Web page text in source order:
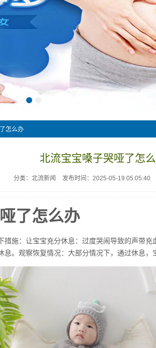
怎么办
北流宝宝嗓子哭哑了怎
分类：北流新闻 发布时间：2025-05-19 05:05:40
了怎么办
施：让宝宝充分休息：过度哭闹导致的声带充
。观察恢复情况：大部分情况下，通过休息，